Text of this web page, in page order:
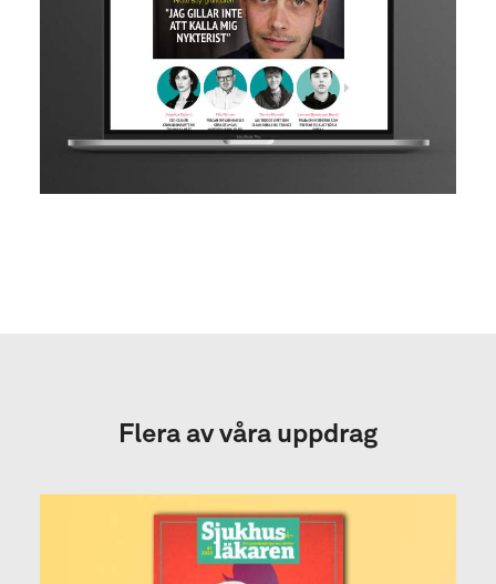
Flera av våra uppdrag